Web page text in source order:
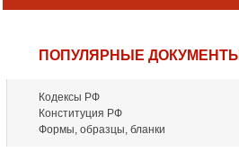
ПОПУЛЯРНЫЕ ДОКУМЕНТЫ
Кодексы РФ
Конституция РФ
Формы, образцы, бланки